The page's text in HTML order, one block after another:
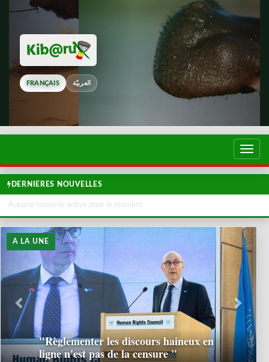
FRANÇAIS العربيّة
DERNIERES NOUVELLES
Aucune nouvelle active pour le moment.
A LA UNE
"Règlementer les discours haineux en
ligne n'est pas de la censure "